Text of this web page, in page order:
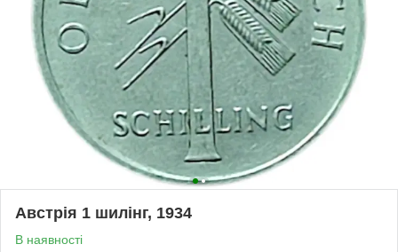
Австрія 1 шилінг, 1934
В наявності